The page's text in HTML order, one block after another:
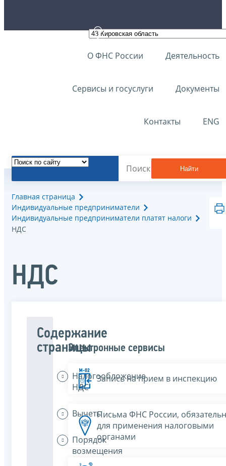
О ФНС России Деятельность
Сервисы и госуслуги Документы
Контакты ENG
Найти
Главная страница
Индивидуальные предприниматели
Индивидуальные предприниматели платят налоги
НДС
НДС
Содержание
страницы
Налогообложение
НДС
Вычеты
Порядок
возмещения
Электронные сервисы
Запись на прием в инспекцию
Письма ФНС России,
для применения налоговыми
органами